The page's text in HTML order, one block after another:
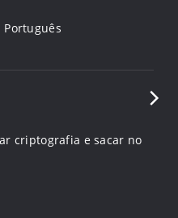
Português
criptografia e sacar no